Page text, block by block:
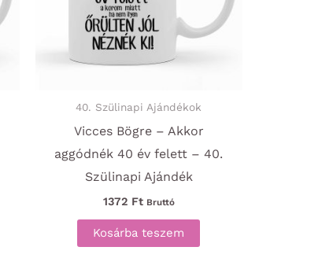
40. Szülinapi Ajándékok
Vicces Bögre – Akkor
aggódnék 40 év felett – 40.
Szülinapi Ajándék
1372 Ft Bruttó
Kosárba teszem